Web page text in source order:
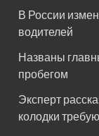
В России
водителей
Названы
пробегом
Эксперт
колодки